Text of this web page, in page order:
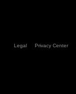
Legal Privacy Center